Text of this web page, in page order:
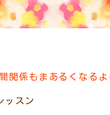
関係もまあるくなるよ
ッスン